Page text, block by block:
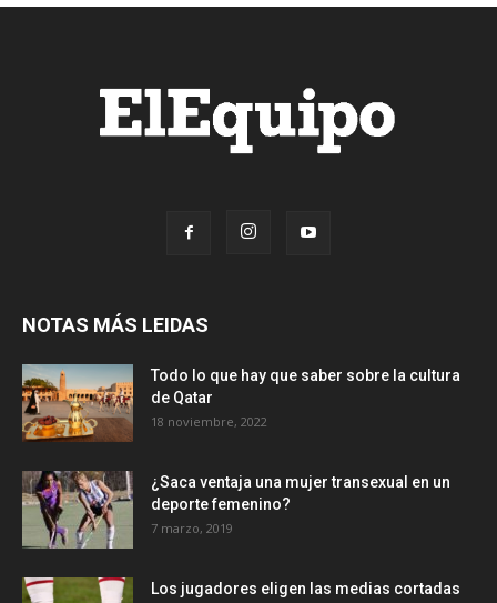
NOTAS MÁS LEIDAS
Todo lo que hay que saber sobre la cultura
de Qatar
18 noviembre, 2022
¿Saca ventaja una mujer transexual en un
deporte femenino?
7 marzo, 2019
Los jugadores eligen las medias cortadas